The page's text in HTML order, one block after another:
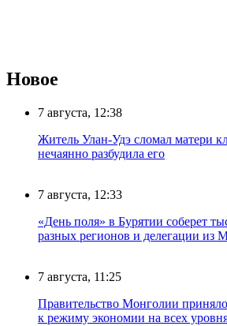
Новое
7 августа, 12:38
Житель Улан-Удэ сломал матери
нечаянно разбудила его
7 августа, 12:33
«День поля» в Бурятии соберет
разных регионов и делегации из
7 августа, 11:25
Правительство Монголии
к режиму экономии на всех